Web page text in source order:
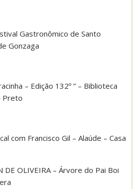
Gastronômico de Santo
Gonzaga
– Edição 132º ” – Biblioteca
Preto
com Francisco Gil – Alaúde – Casa
DE OLIVEIRA – Árvore do Pai Boi